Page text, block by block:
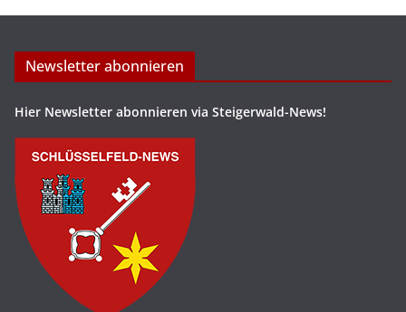
Newsletter abonnieren
Hier Newsletter abonnieren via Steigerwald-News!